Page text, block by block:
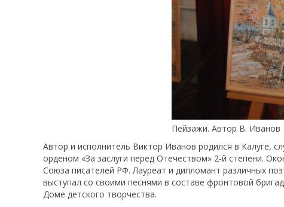
Пейзажи. Автор В. Иванов
Автор и исполнитель Виктор Иванов родился в Калуге,
орденом «За заслуги перед Отечеством» 2-й степени.
Союза писателей РФ. Лауреат и дипломант различных
выступал со своими песнями в составе фронтовой
Доме детского творчества.